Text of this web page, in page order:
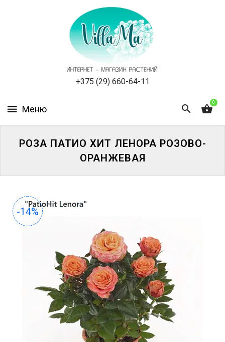
+375 (29) 660-64-11
0
НОВОСТИ,
АКЦИИ
ОТЗЫВЫ
ОДНОЛЕТНИЕ
РОЗА ПАТИО ХИТ ЛЕНОРА РОЗОВО-
ОРАНЖЕВАЯ
-14%